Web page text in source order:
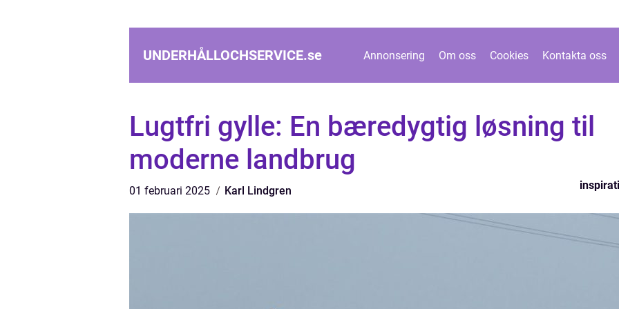
UNDERHÅLLOCHSERVICE.se Annonsering Om oss Cookies Kontakta oss
Lugtfri gylle: En bæredygtig løsning til
moderne landbrug
01 februari 2025 Karl Lindgren